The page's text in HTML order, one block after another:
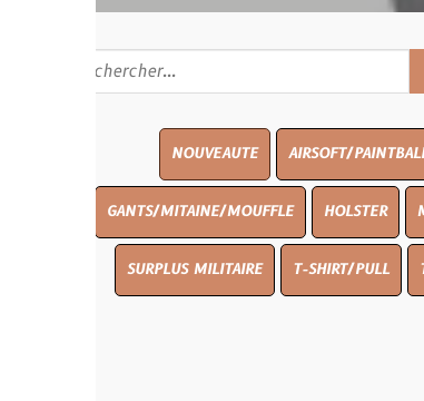
AIRSOFT/PAINTBALL RATIONS
GANTS/MITAINE/MOUFFLE HOLSTER MEDAILLES/
SURPLUS MILITAIRE T-SHIRT/PULL TOUT PAYS